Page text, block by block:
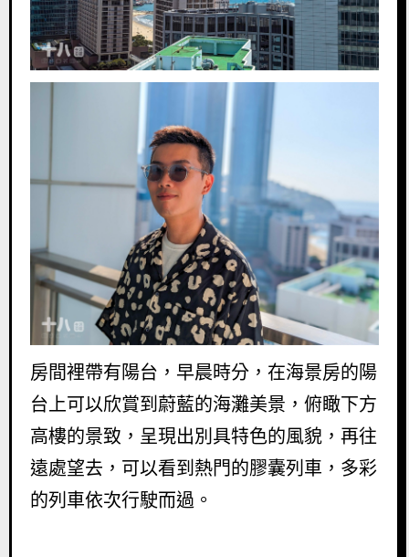
房間裡帶有陽台，早晨時分，在海景房的陽
台上可以欣賞到蔚藍的海灘美景，俯瞰下方
高樓的景致，呈現出別具特色的風貌，再往
遠處望去，可以看到熱門的膠囊列車，多彩
的列車依次行駛而過。